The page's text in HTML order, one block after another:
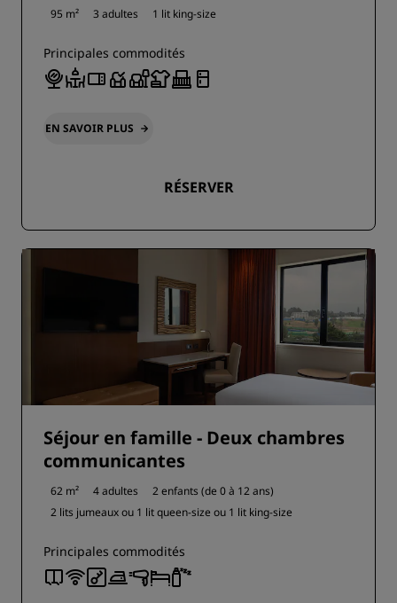
95 m² 3 adultes 1 lit king-size
Principales commodités
EN SAVOIR PLUS
RÉSERVER
Séjour en famille - Deux chambres
communicantes
62 m² 4 adultes
2 enfants (de 0 à 12 ans)
2 lits jumeaux ou 1 lit queen-size ou 1 lit king-size
Principales commodités